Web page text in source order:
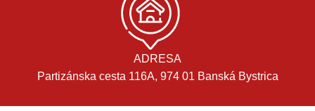
ADRESA
Partizánska cesta 116A, 974 01 Banská Bystrica